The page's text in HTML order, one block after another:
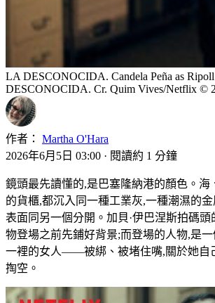
LA DESCONOCIDA. Candela Peña as
DESCONOCIDA. Cr. Quim Vives/Netflix ©
作者： Martha O'Hara
2026年6月5日 03:00 · 閱讀約 1 分鐘
鏡頭最先讀懂的,是巴塞隆納港的顏色。海
的貨櫃,都沉入同一種工業灰,一種潮濕的
表面同另一個分開。加貝·伊巴涅斯拍碼頭
物登場之前先鋪好背景;而登場的人物,是
一裡的女人——被綁、被堵住嘴,關於她自
掏空。